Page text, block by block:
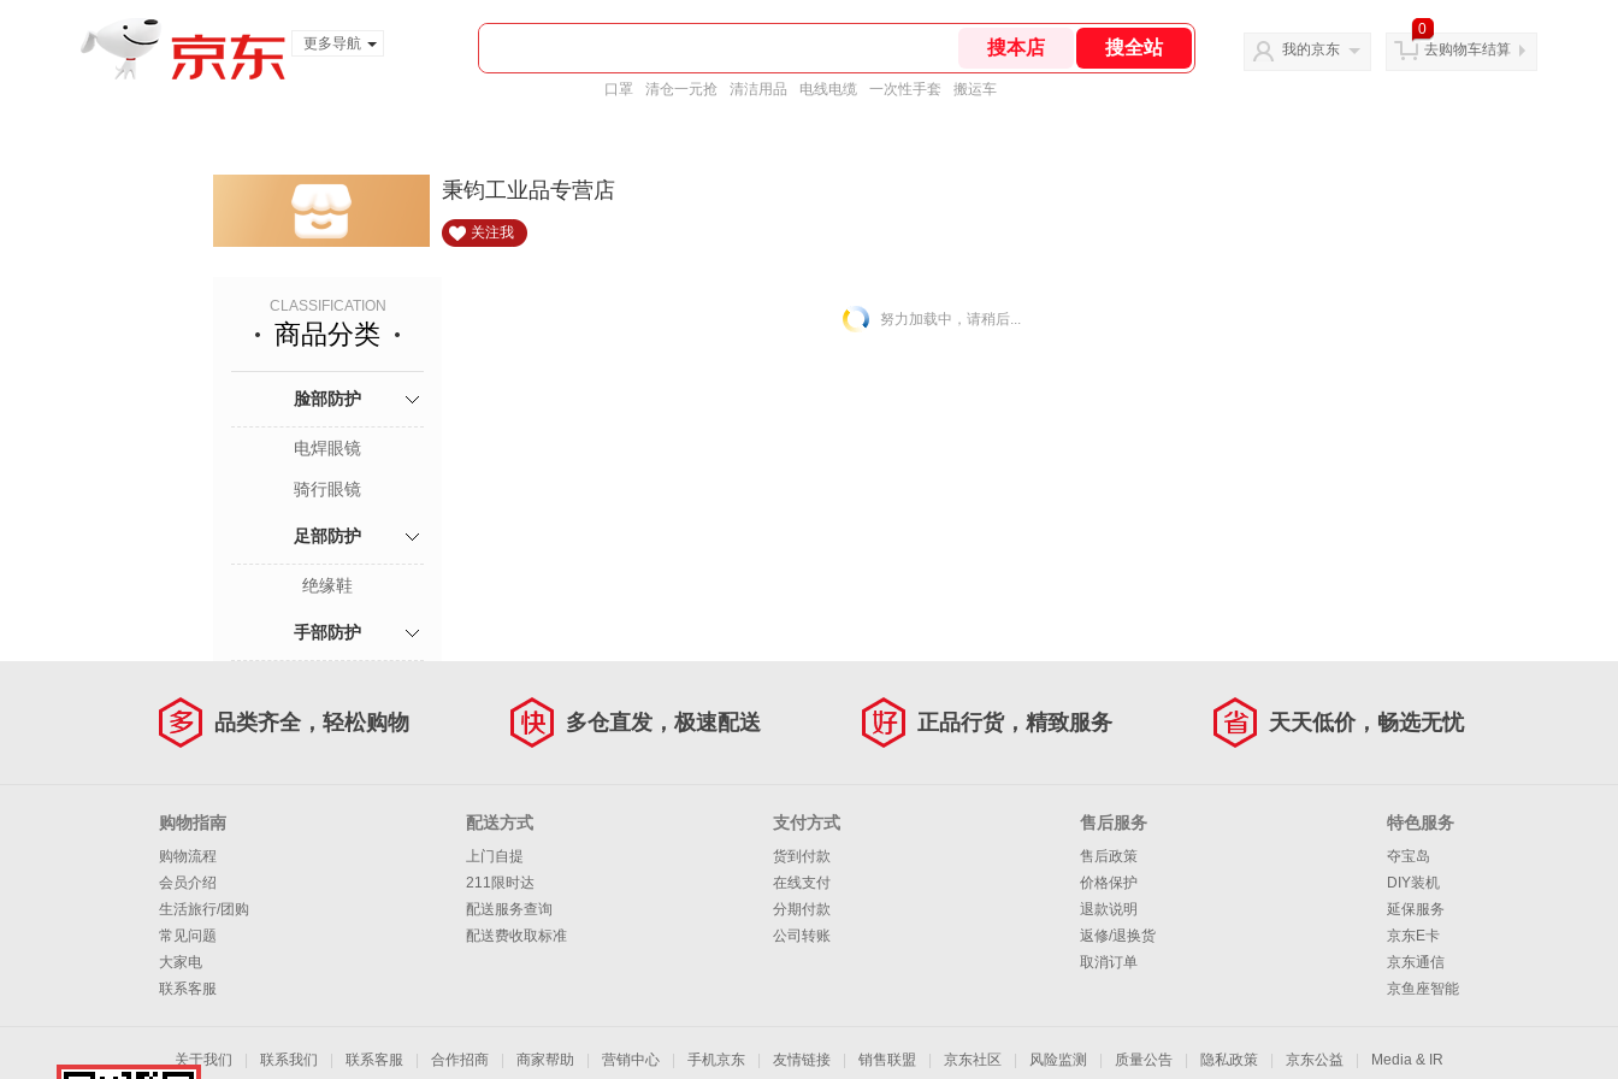
更多导航
口罩 清仓一元抢 清洁用品 电线电缆 一次性手套 搬运车
我的京东
0
去购物车结算
秉钧工业品专营店
关注我
CLASSIFICATION
商品分类
脸部防护
电焊眼镜
骑行眼镜
足部防护
绝缘鞋
手部防护
努力加载中，请稍后...
品类齐全，轻松购物 多仓直发，极速配送 正品行货，精致服务 天天低价，畅选无忧
购物指南
购物流程
会员介绍
生活旅行/团购
常见问题
大家电
联系客服
配送方式
上门自提
211限时达
配送服务查询
配送费收取标准
支付方式
货到付款
在线支付
分期付款
公司转账
售后服务
售后政策
价格保护
退款说明
返修/退换货
取消订单
特色服务
夺宝岛
DIY装机
延保服务
京东E卡
京东通信
京鱼座智能
关于我们 联系我们 联系客服 合作招商 商家帮助 营销中心 手机京东 友情链接 销售联盟 京东社区 风险监测 质量公告 隐私政策 京东公益 Media & IR